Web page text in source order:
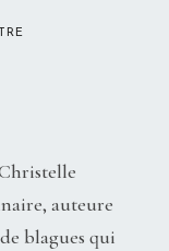
auteure
blagues qui